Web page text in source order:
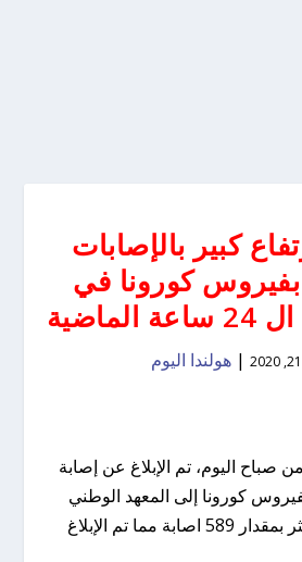
كبير بالإصابات
بفيروس كورونا في
|هولندا اليوم
حتى الساعة 10:00 من صباح اليوم، تم الإبلاغ عن إصابة
كورونا إلى المعهد الوطني
للصحة العامة هذا أكثر بمقدار 589 اصابة مما تم الإبلاغ